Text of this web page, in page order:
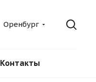
Оренбург
Контакты